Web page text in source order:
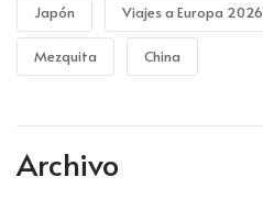
Japón Viajes a Europa 2026
Mezquita China
Archivo